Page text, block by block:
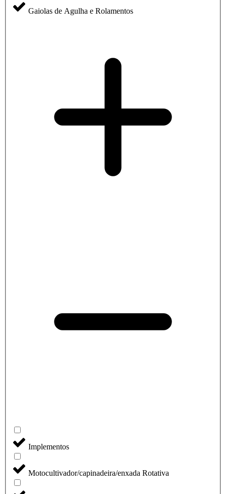
Gaiolas de Agulha e Rolamentos
Implementos
Motocultivador/capinadeira/enxada Rotativa